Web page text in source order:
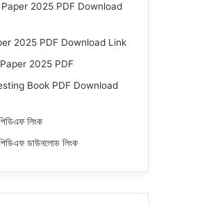
2025 PDF Download
2025 PDF Download Link
2025 PDF
Book PDF Download
লিংক
ডাউনলোড লিংক